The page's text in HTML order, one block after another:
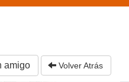
amigo Volver Atrás